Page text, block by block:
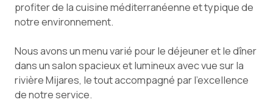
profiter de la cuisine méditerranéenne et typique de
notre environnement.
Nous avons un menu varié pour le déjeuner et le dîner
dans un salon spacieux et lumineux avec vue sur la
rivière Mijares, le tout accompagné par l’excellence
de notre service.